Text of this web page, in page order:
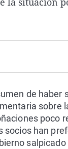
de haber
sobre
poco
socios han
salpicado